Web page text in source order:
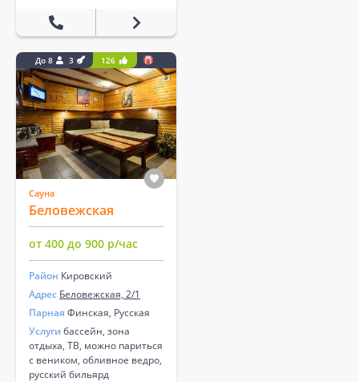
До 8 3 126
Сауна
Беловежская
от 400 до 900 р/час
Район Кировский
Адрес Беловежская, 2/1
Парная Финская, Русская
Услуги бассейн, зона
отдыха, ТВ, можно париться
с веником, обливное ведро,
русский бильярд